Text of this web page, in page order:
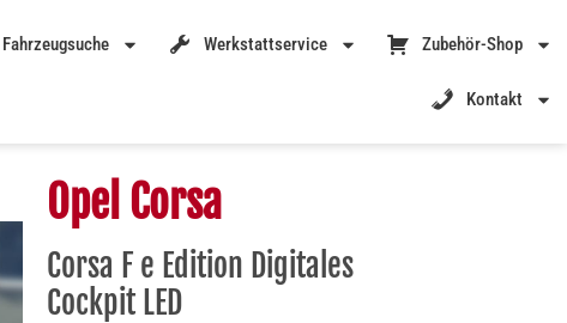
Fahrzeugsuche Werkstattservice Zubehör-Shop
Kontakt
Opel Corsa
Corsa F e Edition Digitales
Cockpit LED